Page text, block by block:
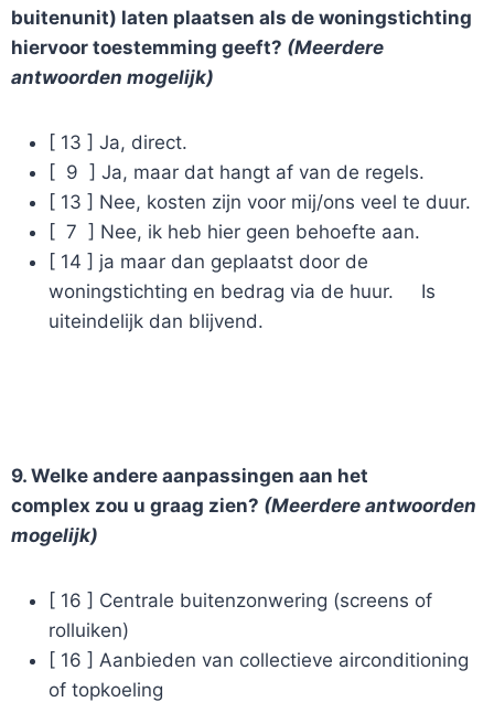
buitenunit) laten plaatsen als de woningstichting
hiervoor toestemming geeft? (Meerdere
antwoorden mogelijk)
[ 13 ] Ja, direct.
[ 9 ] Ja, maar dat hangt af van de regels.
[ 13 ] Nee, kosten zijn voor mij/ons veel te duur.
[ 7 ] Nee, ik heb hier geen behoefte aan.
[ 14 ] ja maar dan geplaatst door de
woningstichting en bedrag via de huur. Is
uiteindelijk dan blijvend.
9. Welke andere aanpassingen aan het
complex zou u graag zien? (Meerdere antwoorden
mogelijk)
[ 16 ] Centrale buitenzonwering (screens of
rolluiken)
[ 16 ] Aanbieden van collectieve airconditioning
of topkoeling